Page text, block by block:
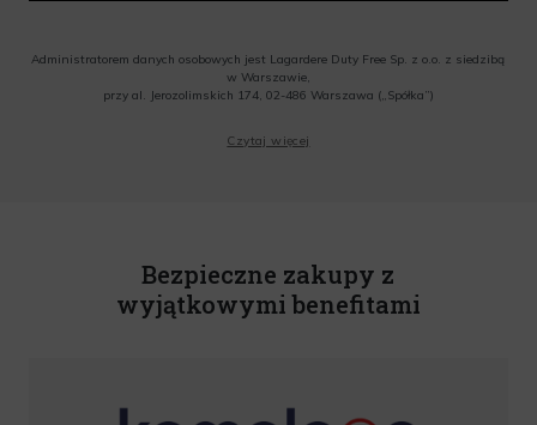
Administratorem danych osobowych jest Lagardere Duty Free Sp. z o.o. z siedzibą
w Warszawie,
przy al. Jerozolimskich 174, 02-486 Warszawa („Spółka”)
o.o. informacji handlowych, w tym newslettera, informacji o promocjach i
Czytaj więcej
Bezpieczne zakupy z
wyjątkowymi benefitami